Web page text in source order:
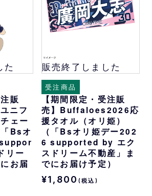
た
販
ニフ
ェー
Bsオ
リー
お届
販売終了しました
受注商品
【期間限定・受注販
売】Buffaloes2026応
援タオル（オリ姫）
（「Bsオリ姫デー202
6 supported by エク
スドリーム不動産」ま
でにお届け予定）
¥1,800 (税込)